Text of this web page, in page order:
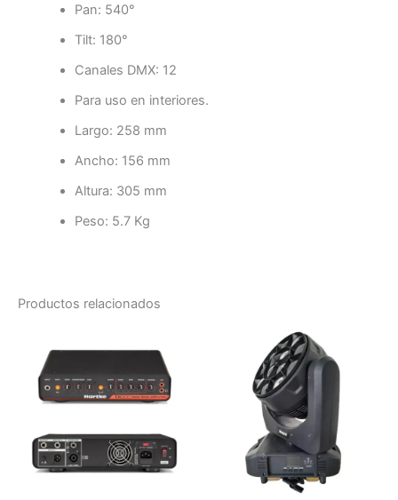
Pan: 540°
Tilt: 180°
Canales DMX: 12
Para uso en interiores.
Largo: 258 mm
Ancho: 156 mm
Altura: 305 mm
Peso: 5.7 Kg
Productos relacionados